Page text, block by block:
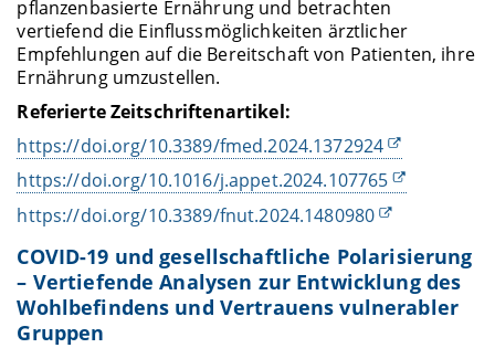
pflanzenbasierte Ernährung und betrachten
vertiefend die Einflussmöglichkeiten ärztlicher
Empfehlungen auf die Bereitschaft von Patienten, ihre
Ernährung umzustellen.
Referierte Zeitschriftenartikel:
https://doi.org/10.3389/fmed.2024.1372924
https://doi.org/10.1016/j.appet.2024.107765
https://doi.org/10.3389/fnut.2024.1480980
COVID-19 und gesellschaftliche Polarisierung
– Vertiefende Analysen zur Entwicklung des
Wohlbefindens und Vertrauens vulnerabler
Gruppen